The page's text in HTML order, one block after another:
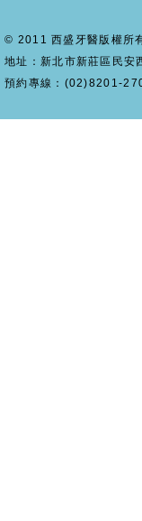
© 2011 西盛牙醫版權
地址：新北市新莊區民
預約專線：(02)8201-